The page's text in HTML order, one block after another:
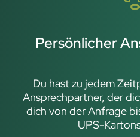
Persönlicher
Du hast zu jedem
Ansprechpartner, der
dich von der Anfrage
UPS-